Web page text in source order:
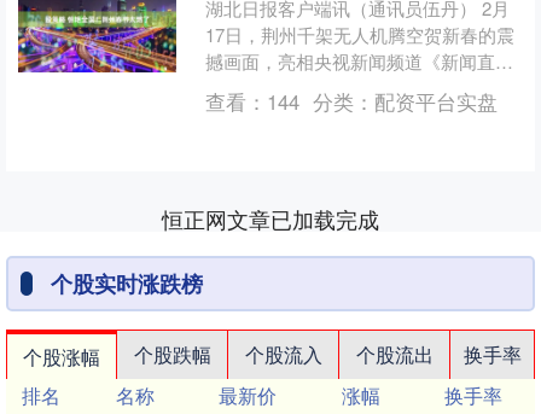
湖北日报客户端讯（通讯员伍丹） 2月
17日，荆州千架无人机腾空贺新春的震
撼画面，亮相央视新闻频道《新闻直播
间》； 2月18日，央视财经频道聚焦荆
州年味，播出《百....
查看： 144 分类： 配资平台实盘
恒正网文章已加载完成
个股实时涨跌榜
个股涨幅 个股跌幅 个股流入 个股流出
换手率
排名
名称 最新价 涨幅
换手率